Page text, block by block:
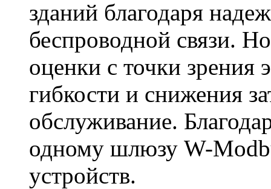
зданий благодаря
беспроводной связи.
оценки с точки
гибкости и снижения
обслуживание.
одному шлюзу W-
устройств.